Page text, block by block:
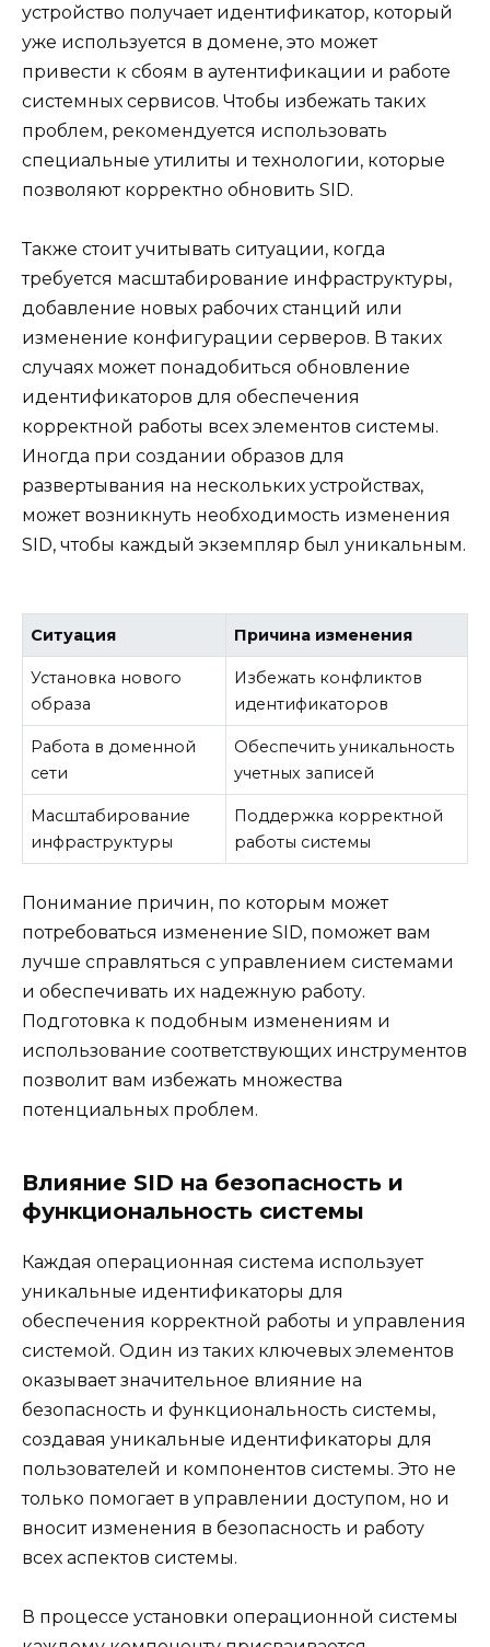
устройство получает идентификатор, который
уже используется в домене, это может
привести к сбоям в аутентификации и работе
системных сервисов. Чтобы избежать таких
проблем, рекомендуется использовать
специальные утилиты и технологии, которые
позволяют корректно обновить SID.
Также стоит учитывать ситуации, когда
требуется масштабирование инфраструктуры,
добавление новых рабочих станций или
изменение конфигурации серверов. В таких
случаях может понадобиться обновление
идентификаторов для обеспечения
корректной работы всех элементов системы.
Иногда при создании образов для
развертывания на нескольких устройствах,
может возникнуть необходимость изменения
SID, чтобы каждый экземпляр был уникальным.
Ситуация Причина изменения
Установка нового
образа
Избежать конфликтов
идентификаторов
Работа в доменной
сети
Обеспечить уникальность
учетных записей
Масштабирование
инфраструктуры
Поддержка корректной
работы системы
Понимание причин, по которым может
потребоваться изменение SID, поможет вам
лучше справляться с управлением системами
и обеспечивать их надежную работу.
Подготовка к подобным изменениям и
использование соответствующих инструментов
позволит вам избежать множества
потенциальных проблем.
Влияние SID на безопасность и
функциональность системы
Каждая операционная система использует
уникальные идентификаторы для
обеспечения корректной работы и управления
системой. Один из таких ключевых элементов
оказывает значительное влияние на
безопасность и функциональность системы,
создавая уникальные идентификаторы для
пользователей и компонентов системы. Это не
только помогает в управлении доступом, но и
вносит изменения в безопасность и работу
всех аспектов системы.
В процессе установки операционной системы